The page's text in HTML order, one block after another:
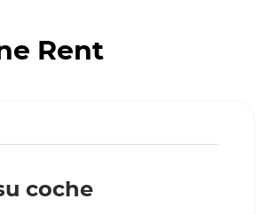
Rent
coche